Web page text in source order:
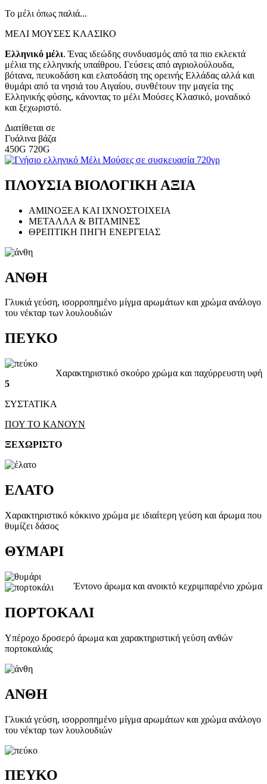
Το μέλι όπως παλιά...
ΜΕΛΙ ΜΟΥΣΕΣ ΚΛΑΣΙΚΟ
Ελληνικό μέλι. Ένας ιδεώδης συνδυασμός από τα πιο εκλεκτά
μέλια της ελληνικής υπαίθρου. Γεύσεις από αγριολούλουδα,
βότανα, πευκοδάση και ελατοδάση της ορεινής Ελλάδας αλλά και
θυμάρι από τα νησιά του Αιγαίου, συνθέτουν την μαγεία της
Ελληνικής φύσης, κάνοντας το μέλι Μούσες Κλασικό, μοναδικό
και ξεχωριστό.
Διατίθεται σε
Γυάλινα βάζα
450G 720G
ΠΛΟΥΣΙΑ ΒΙΟΛΟΓΙΚΗ ΑΞΙΑ
ΑΜΙΝΟΞΕΑ ΚΑΙ ΙΧΝΟΣΤΟΙΧΕΙΑ
ΜΕΤΑΛΛΑ & ΒΙΤΑΜΙΝΕΣ
ΘΡΕΠΤΙΚΗ ΠΗΓΗ ΕΝΕΡΓΕΙΑΣ
ΑΝΘΗ
Γλυκιά γεύση, ισορροπημένο μίγμα αρωμάτων και χρώμα ανάλογο
του νέκταρ των λουλουδιών
ΠΕΥΚΟ
Χαρακτηριστικό σκούρο χρώμα και παχύρρευστη υφή
5
ΣΥΣΤΑΤΙΚΑ
ΠΟΥ ΤΟ ΚΑΝΟΥΝ
ΞΕΧΩΡΙΣΤΟ
ΕΛΑΤΟ
Χαρακτηριστικό κόκκινο χρώμα με ιδιαίτερη γεύση και άρωμα που
θυμίζει δάσος
ΘΥΜΑΡΙ
Έντονο άρωμα και ανοικτό κεχριμπαρένιο χρώμα
ΠΟΡΤΟΚΑΛΙ
Υπέροχο δροσερό άρωμα και χαρακτηριστική γεύση ανθών
πορτοκαλιάς
ΑΝΘΗ
Γλυκιά γεύση, ισορροπημένο μίγμα αρωμάτων και χρώμα ανάλογο
του νέκταρ των λουλουδιών
ΠΕΥΚΟ